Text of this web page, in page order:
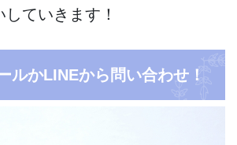
ていきます！
ルかLINEから問い合わせ！